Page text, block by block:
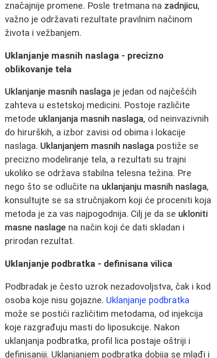
značajnije promene. Posle tretmana na zadnjicu,
važno je održavati rezultate pravilnim načinom
života i vežbanjem.
Uklanjanje masnih naslaga - precizno
oblikovanje tela
Uklanjanje masnih naslaga je jedan od najčešćih
zahteva u estetskoj medicini. Postoje različite
metode uklanjanja masnih naslaga, od neinvazivnih
do hirurških, a izbor zavisi od obima i lokacije
naslaga. Uklanjanjem masnih naslaga postiže se
precizno modeliranje tela, a rezultati su trajni
ukoliko se održava stabilna telesna težina. Pre
nego što se odlučite na uklanjanju masnih naslaga,
konsultujte se sa stručnjakom koji će proceniti koja
metoda je za vas najpogodnija. Cilj je da se ukloniti
masne naslage na način koji će dati skladan i
prirodan rezultat.
Uklanjanje podbratka - definisana vilica
Podbradak je često uzrok nezadovoljstva, čak i kod
osoba koje nisu gojazne. Uklanjanje podbratka
može se postići različitim metodama, od injekcija
koje razgrađuju masti do liposukcije. Nakon
uklanjanja podbratka, profil lica postaje oštriji i
definisaniji. Uklanjanjem podbratka dobija se mlađi i